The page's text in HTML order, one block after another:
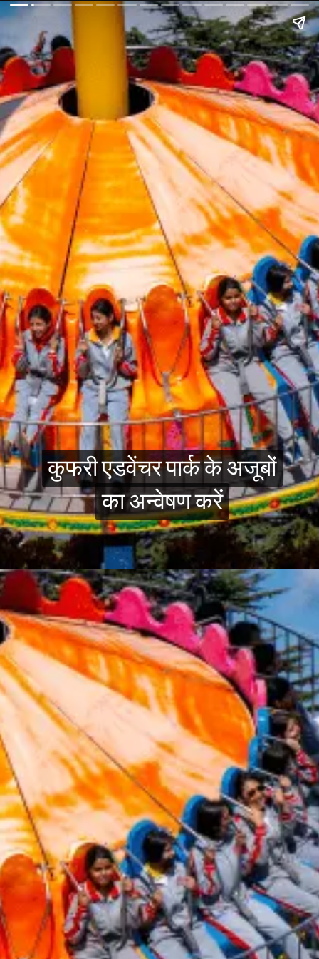
कुफरी एडवेंचर पार्क के अजूबों
का अन्वेषण करें
कुफरी एडवेंचर पार्क के अजूबों
का अन्वेषण करें